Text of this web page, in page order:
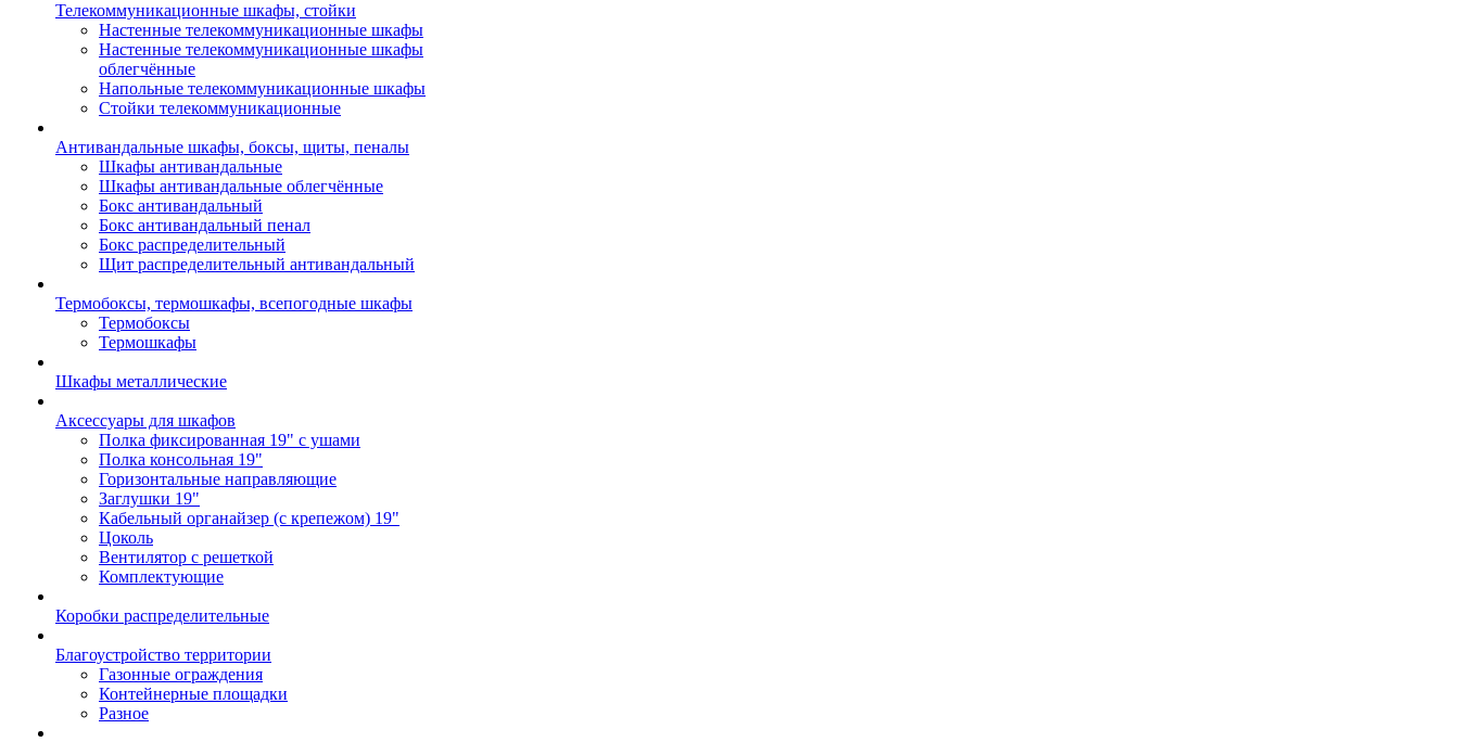
Телекоммуникационные шкафы, стойки
Настенные телекоммуникационные шкафы
Настенные телекоммуникационные шкафы
облегчённые
Напольные телекоммуникационные шкафы
Стойки телекоммуникационные
Антивандальные шкафы, боксы, щиты, пеналы
Шкафы антивандальные
Шкафы антивандальные облегчённые
Бокс антивандальный
Бокс антивандальный пенал
Бокс распределительный
Щит распределительный антивандальный
Термобоксы, термошкафы, всепогодные шкафы
Термобоксы
Термошкафы
Шкафы металлические
Аксессуары для шкафов
Полка фиксированная 19" с ушами
Полка консольная 19"
Горизонтальные направляющие
Заглушки 19"
Кабельный органайзер (с крепежом) 19"
Цоколь
Вентилятор с решеткой
Комплектующие
Коробки распределительные
Благоустройство территории
Газонные ограждения
Контейнерные площадки
Разное